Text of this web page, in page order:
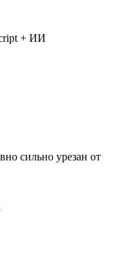
+ ИИ
сильно урезан от